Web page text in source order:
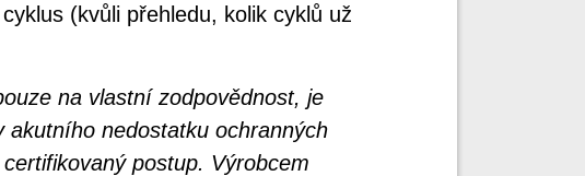
(kvůli přehledu, kolik cyklů už
na vlastní zodpovědnost, je
nedostatku ochranných
postup. Výrobcem